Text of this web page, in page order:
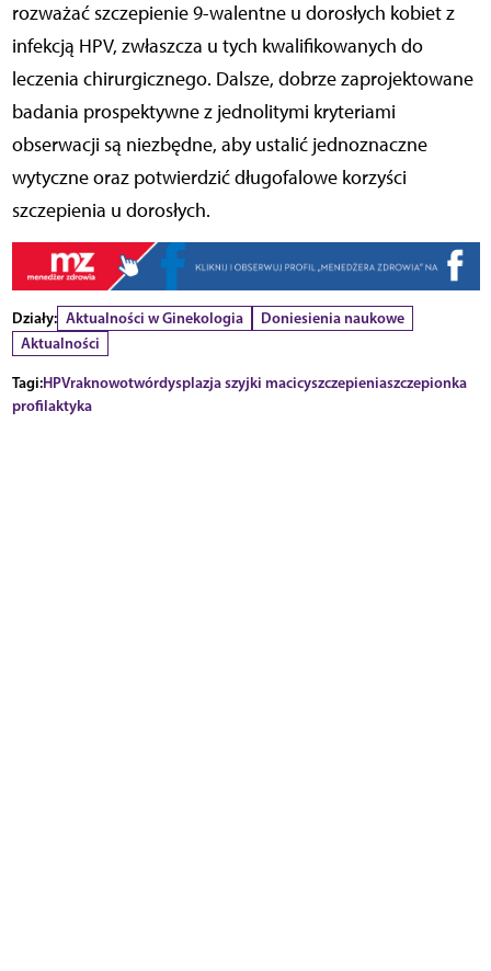
rozważać szczepienie 9-walentne u dorosłych kobiet z
infekcją HPV, zwłaszcza u tych kwalifikowanych do
leczenia chirurgicznego. Dalsze, dobrze zaprojektowane
badania prospektywne z jednolitymi kryteriami
obserwacji są niezbędne, aby ustalić jednoznaczne
wytyczne oraz potwierdzić długofalowe korzyści
szczepienia u dorosłych.
Działy: Aktualności w Ginekologia
Doniesienia naukowe
Aktualności
Tagi:HPVraknowotwórdysplazja szyjki macicyszczepieniaszczepionka
profilaktyka